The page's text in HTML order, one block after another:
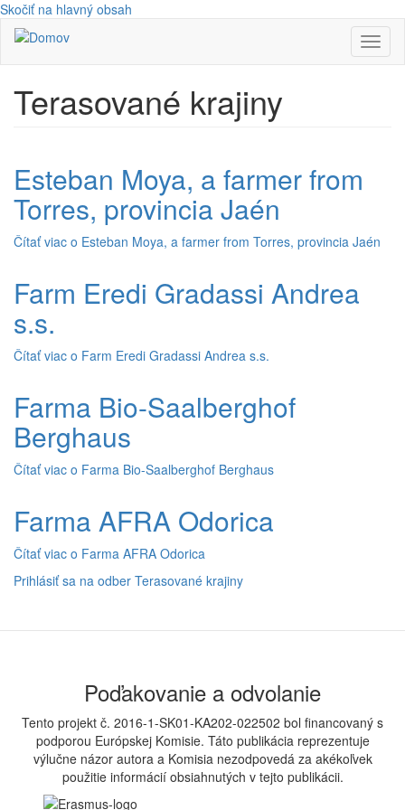
Skočiť na hlavný obsah
Terasované krajiny
Esteban Moya, a farmer from
Torres, provincia Jaén
Čítať viac o Esteban Moya, a farmer from Torres, provincia Jaén
Farm Eredi Gradassi Andrea
s.s.
Čítať viac o Farm Eredi Gradassi Andrea s.s.
Farma Bio-Saalberghof
Berghaus
Čítať viac o Farma Bio-Saalberghof Berghaus
Farma AFRA Odorica
Čítať viac o Farma AFRA Odorica
Prihlásiť sa na odber Terasované krajiny
Poďakovanie a odvolanie
Tento projekt č. 2016-1-SK01-KA202-022502 bol financovaný s
podporou Európskej Komisie. Táto publikácia reprezentuje
výlučne názor autora a Komisia nezodpovedá za akékoľvek
použitie informácií obsiahnutých v tejto publikácii.